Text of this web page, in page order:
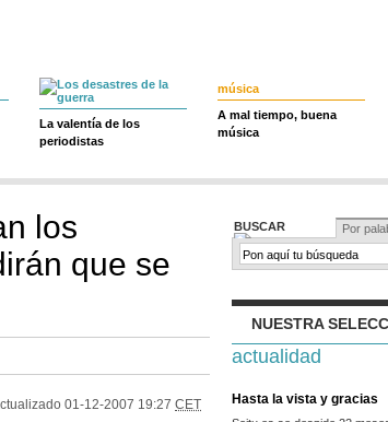
La valentía de los
periodistas
música
A mal tiempo, buena
música
los
que se
01-12-2007 19:27 CET
BUSCAR Por
NUESTRA
actualidad
Hasta la vista y gracias